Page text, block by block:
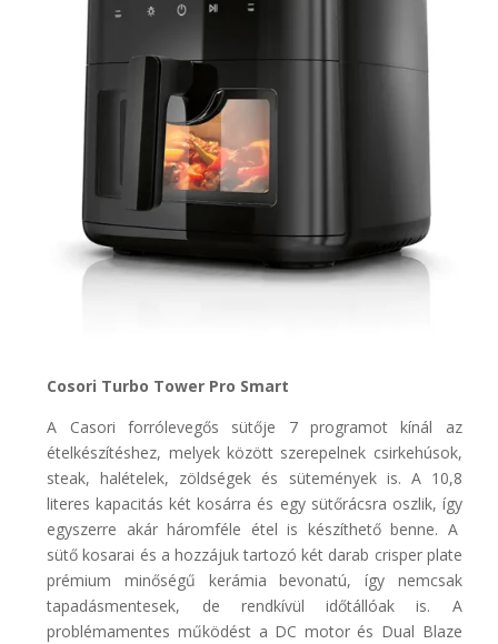
Cosori Turbo Tower Pro Smart
A Casori forrólevegős sütője 7 programot kínál az
ételkészítéshez, melyek között szerepelnek csirkehúsok,
steak, halételek, zöldségek és sütemények is. A 10,8
literes kapacitás két kosárra és egy sütőrácsra oszlik, így
egyszerre akár háromféle étel is készíthető benne. A
sütő kosarai és a hozzájuk tartozó két darab crisper plate
prémium minőségű kerámia bevonatú, így nemcsak
tapadásmentesek, de rendkívül időtállóak is. A
problémamentes működést a DC motor és Dual Blaze